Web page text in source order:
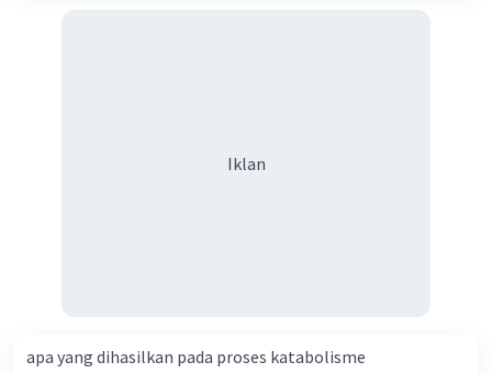
Iklan
apa yang dihasilkan pada proses katabolisme